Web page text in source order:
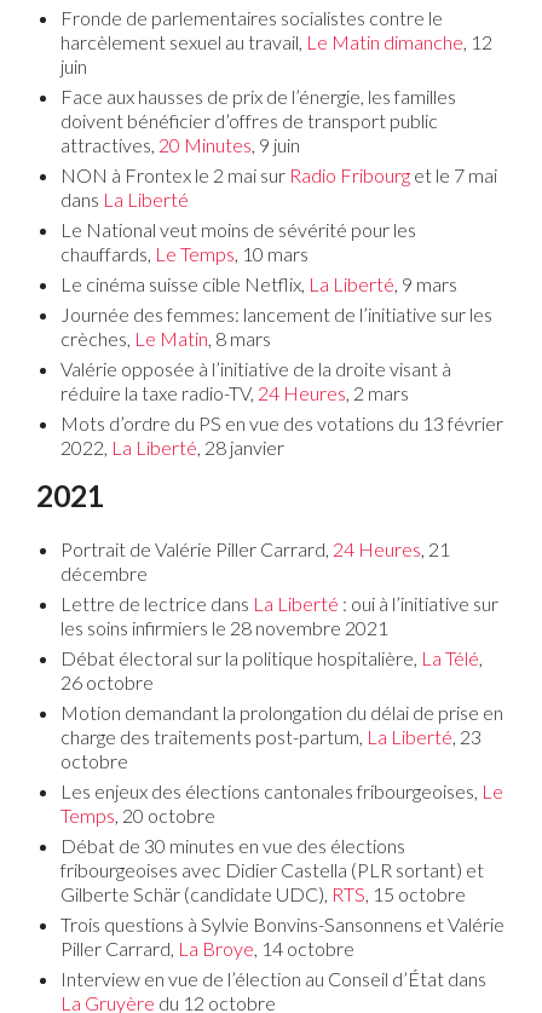
Fronde de parlementaires socialistes contre le
harcèlement sexuel au travail, Le Matin dimanche , 12
juin
Face aux hausses de prix de l’énergie, les familles
doivent bénéficier d’offres de transport public
attractives, 20 Minutes , 9 juin
NON à Frontex le 2 mai sur Radio Fribourg et le 7 mai
dans La Liberté
Le National veut moins de sévérité pour les
chauffards, Le Temps , 10 mars
Le cinéma suisse cible Netflix, La Liberté , 9 mars
Journée des femmes: lancement de l’initiative sur les
crèches, Le Matin , 8 mars
Valérie opposée à l’initiative de la droite visant à
réduire la taxe radio-TV, 24 Heures , 2 mars
Mots d’ordre du PS en vue des votations du 13 février
2022, La Liberté , 28 janvier
2021
Portrait de Valérie Piller Carrard, 24 Heures , 21
décembre
Lettre de lectrice dans La Liberté : oui à l’initiative sur
les soins infirmiers le 28 novembre 2021
Débat électoral sur la politique hospitalière, La Télé
26 octobre
Motion demandant la prolongation du délai de prise en
charge des traitements post-partum, La Liberté , 23
octobre
Les enjeux des élections cantonales fribourgeoises, Le
Temps , 20 octobre
Débat de 30 minutes en vue des élections
fribourgeoises avec Didier Castella (PLR sortant) et
Gilberte Schär (candidate UDC), RTS , 15 octobre
Trois questions à Sylvie Bonvins-Sansonnens et Valérie
Piller Carrard, La Broye , 14 octobre
Interview en vue de l’élection au Conseil d’État dans
La Gruyère du 12 octobre